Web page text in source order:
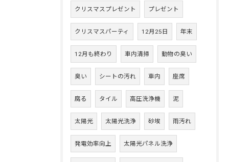
クリスマスプレゼント プレゼント
クリスマスパーティ 12月25日 年末
12月も終わり 車内清掃 動物の臭い
臭い シートの汚れ 車内 座席
腐る タイル 高圧洗浄機 泥
太陽光 太陽光洗浄 砂埃 雨汚れ
発電効率向上 太陽光パネル洗浄